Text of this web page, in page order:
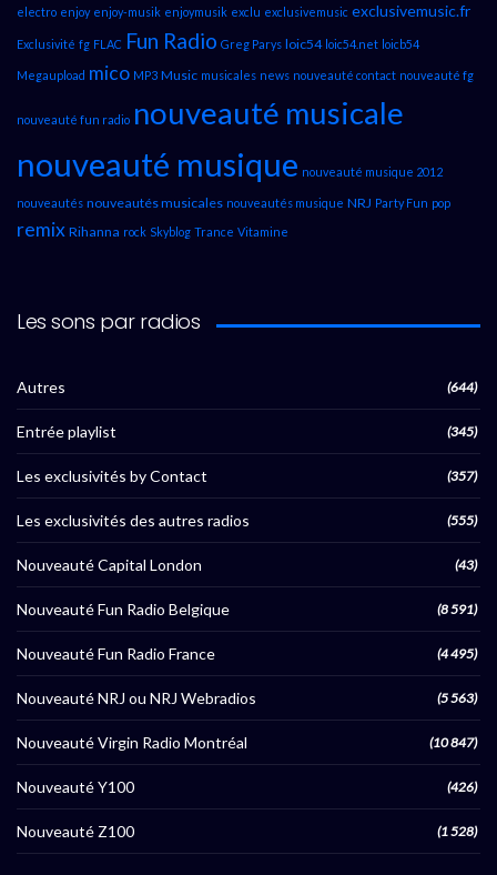
electro enjoy enjoy-musik enjoymusik exclu exclusivemusic exclusivemusic.fr
Exclusivité fg FLAC Fun Radio Greg Parys loic54 loic54.net loicb54
Megaupload mico MP3 Music musicales news nouveauté contact nouveauté fg
nouveauté fun radio nouveauté musicale
nouveauté musique nouveauté musique 2012
nouveautés nouveautés musicales nouveautés musique NRJ Party Fun pop
remix Rihanna rock Skyblog Trance Vitamine
Les sons par radios
Autres (644)
Entrée playlist (345)
Les exclusivités by Contact (357)
Les exclusivités des autres radios (555)
Nouveauté Capital London (43)
Nouveauté Fun Radio Belgique (8 591)
Nouveauté Fun Radio France (4 495)
Nouveauté NRJ ou NRJ Webradios (5 563)
Nouveauté Virgin Radio Montréal (10 847)
Nouveauté Y100 (426)
Nouveauté Z100 (1 528)